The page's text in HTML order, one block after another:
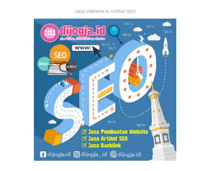
Jasa Website & Artikel SEO